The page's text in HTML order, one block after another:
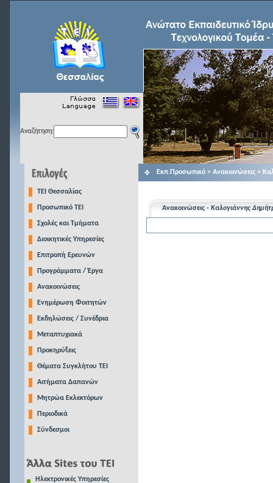
Αναζήτηση:
TEI Θεσσαλίας
Προσωπικό ΤΕΙ
Σχολές και Τμήματα
Διοικητικές Υπηρεσίες
Επιτροπή Ερευνών
Προγράμματα / Έργα
Ανακοινώσεις
Ενημέρωση Φοιτητών
Εκδηλώσεις / Συνέδρια
Μεταπτυχιακά
Προκηρύξεις
Θέματα Συγκλήτου ΤΕΙ
Αιτήματα Δαπανών
Μητρώα Εκλεκτόρων
Περιοδικά
Σύνδεσμοι
Ηλεκτρονικές Υπηρεσίες
Εκπ.Προσωπικό > Ανακοινώσεις >
Ανακοινώσεις - Καλογιάννης